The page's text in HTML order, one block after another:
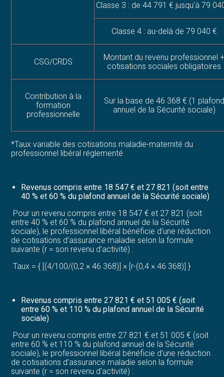
Classe 3 : de 44 791 € jusqu’à 79
Classe 4 : au-delà de 79 040 €
CSG/CRDS
Montant du revenu professionnel
cotisations sociales obligatoires
Contribution à la
formation
professionnelle
Sur la base de 46 368 € (1 plafond
annuel de la Sécurité sociale)
*Taux variable des cotisations maladie-maternité du
professionnel libéral réglementé
Revenus compris entre 18 547 € et 27 821 (soit entre
40 % et 60 % du plafond annuel de la Sécurité sociale)
Pour un revenu compris entre 18 547 € et 27 821 (soit
entre 40 % et 60 % du plafond annuel de la Sécurité
sociale), le professionnel libéral bénéficie d’une réduction
de cotisations d’assurance maladie selon la formule
suivante (r = son revenu d’activité) :
Taux = { [(4/100/(0,2 × 46 368)] × [r-(0,4 × 46 368)] }
Revenus compris entre 27 821 € et 51 005 € (soit
entre 60 % et 110 % du plafond annuel de la Sécurité
sociale)
Pour un revenu compris entre 27 821 € et 51 005 € (soit
entre 60 % et 110 % du plafond annuel de la Sécurité
sociale), le professionnel libéral bénéficie d’une réduction
de cotisations d’assurance maladie selon la formule
suivante (r = son revenu d’activité) :